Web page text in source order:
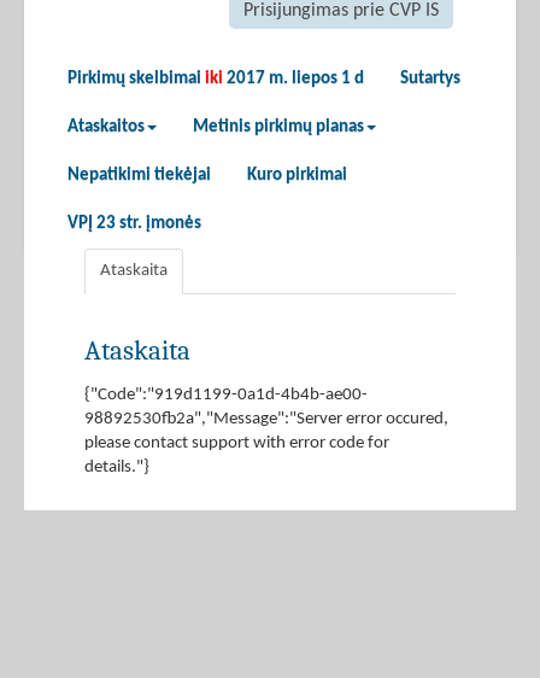
Prisijungimas prie CVP IS
Pirkimų skelbimai iki 2017 m. liepos 1 d Sutartys
Ataskaitos Metinis pirkimų planas
Nepatikimi tiekėjai Kuro pirkimai
VPĮ 23 str. įmonės
Ataskaita
Ataskaita
{"Code":"919d1199-0a1d-4b4b-ae00-
98892530fb2a","Message":"Server error occured,
please contact support with error code for
details."}